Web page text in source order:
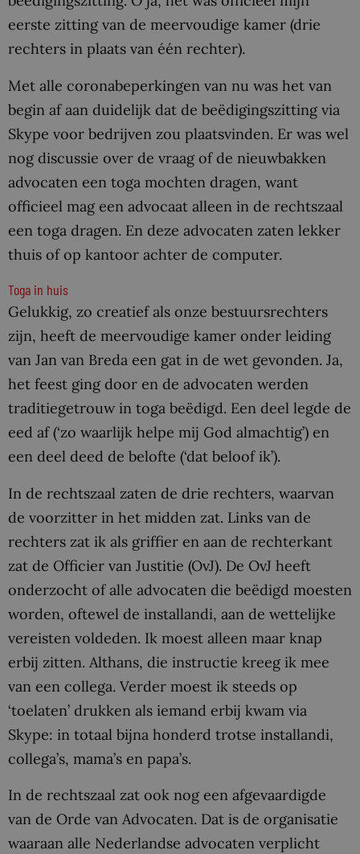
eerste zitting van de meervoudige kamer (drie
rechters in plaats van één rechter).
Met alle coronabeperkingen van nu was het van
begin af aan duidelijk dat de beëdigingszitting via
Skype voor bedrijven zou plaatsvinden. Er was wel
nog discussie over de vraag of de nieuwbakken
advocaten een toga mochten dragen, want
officieel mag een advocaat alleen in de rechtszaal
een toga dragen. En deze advocaten zaten lekker
thuis of op kantoor achter de computer.
Toga in huis
Gelukkig, zo creatief als onze bestuursrechters
zijn, heeft de meervoudige kamer onder leiding
van Jan van Breda een gat in de wet gevonden. Ja,
het feest ging door en de advocaten werden
traditiegetrouw in toga beëdigd. Een deel legde de
eed af (‘zo waarlijk helpe mij God almachtig’) en
een deel deed de belofte (‘dat beloof ik’).
In de rechtszaal zaten de drie rechters, waarvan
de voorzitter in het midden zat. Links van de
rechters zat ik als griffier en aan de rechterkant
zat de Officier van Justitie (OvJ). De OvJ heeft
onderzocht of alle advocaten die beëdigd moesten
worden, oftewel de installandi, aan de wettelijke
vereisten voldeden. Ik moest alleen maar knap
erbij zitten. Althans, die instructie kreeg ik mee
van een collega. Verder moest ik steeds op
‘toelaten’ drukken als iemand erbij kwam via
Skype: in totaal bijna honderd trotse installandi,
collega’s, mama’s en papa’s.
In de rechtszaal zat ook nog een afgevaardigde
van de Orde van Advocaten. Dat is de organisatie
waaraan alle Nederlandse advocaten verplicht